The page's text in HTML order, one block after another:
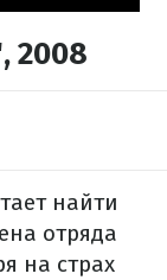
2008
найти
отряда
на страх